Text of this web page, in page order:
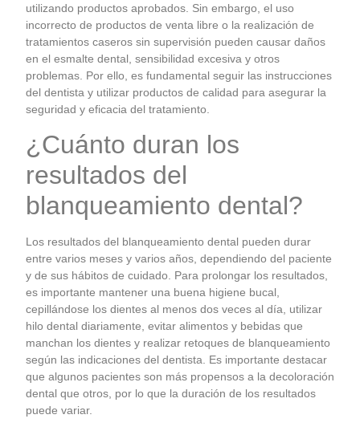
utilizando productos aprobados. Sin embargo, el uso
incorrecto de productos de venta libre o la realización de
tratamientos caseros sin supervisión pueden causar daños
en el esmalte dental, sensibilidad excesiva y otros
problemas. Por ello, es fundamental seguir las instrucciones
del dentista y utilizar productos de calidad para asegurar la
seguridad y eficacia del tratamiento.
¿Cuánto duran los
resultados del
blanqueamiento dental?
Los resultados del blanqueamiento dental pueden durar
entre varios meses y varios años, dependiendo del paciente
y de sus hábitos de cuidado. Para prolongar los resultados,
es importante mantener una buena higiene bucal,
cepillándose los dientes al menos dos veces al día, utilizar
hilo dental diariamente, evitar alimentos y bebidas que
manchan los dientes y realizar retoques de blanqueamiento
según las indicaciones del dentista. Es importante destacar
que algunos pacientes son más propensos a la decoloración
dental que otros, por lo que la duración de los resultados
puede variar.